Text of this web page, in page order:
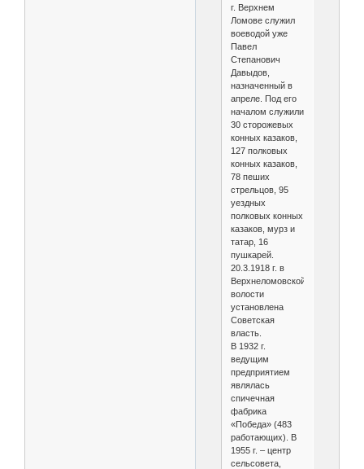
г. Верхнем
Ломове служил
воеводой уже
Павел
Степанович
Давыдов,
назначенный в
апреле. Под его
началом служили
30 сторожевых
конных казаков,
127 полковых
конных казаков,
78 пеших
стрельцов, 95
уездных
полковых конных
казаков, мурз и
татар, 16
пушкарей.
20.3.1918 г. в
Верхнеломовской
волости
установлена
Советская
власть.
В 1932 г.
ведущим
предприятием
являлась
спичечная
фабрика
«Победа» (483
работающих). В
1955 г. – центр
сельсовета,